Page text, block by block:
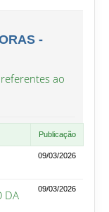
-
ao
Publicação
09/03/2026
DA
09/03/2026